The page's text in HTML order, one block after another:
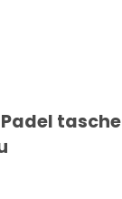
tasche